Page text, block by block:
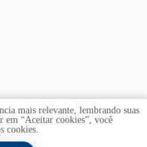
mais relevante, lembrando suas
em “Aceitar cookies”, você
cookies.